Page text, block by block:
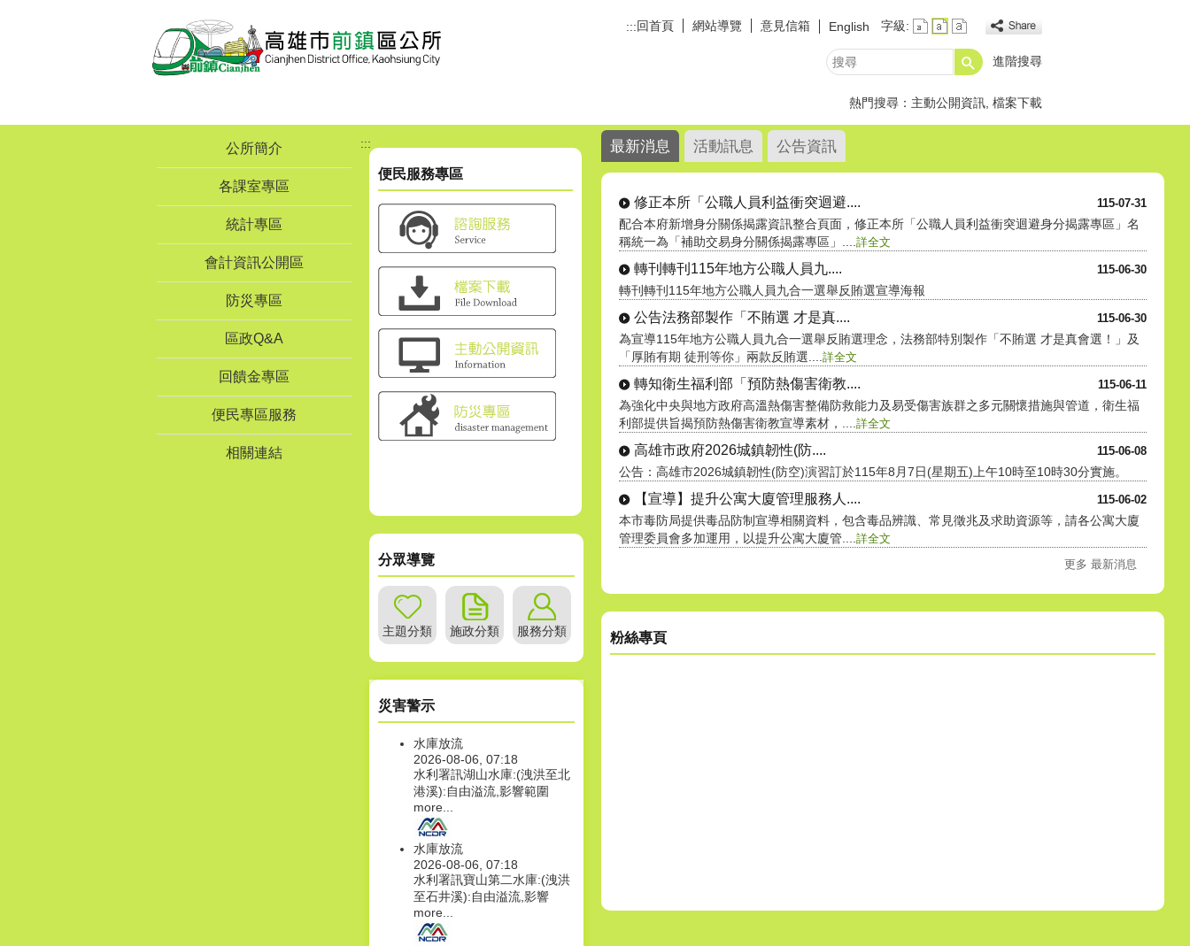
:::回首頁 網站導覽 意見信箱 English 字級:
搜
進階搜尋
熱門搜尋： 主動公開資訊 檔案下載
公所簡介
各課室專區
統計專區
會計資訊公開區
防災專區
區政Q&A
回饋金專區
便民專區服務
相關連結
:::
便民服務專區
分眾導覽
主題分類 施政分類 服務分類
災害警示
水庫放流
2026-08-06, 07:18
水利署訊湖山水庫:(洩洪至北
港溪):自由溢流,影響範圍
more...
水庫放流
2026-08-06, 07:18
水利署訊寶山第二水庫:(洩洪
至石井溪):自由溢流,影響
more...
最新消息 活動訊息 公告資訊
115-07-31
修正本所「公職人員利益衝突迴避....
配合本府新增身分關係揭露資訊整合頁面，修正本所「公職人員利益衝突迴避身分揭露專區」名
稱統一為「補助交易身分關係揭露專區」....詳全文
115-06-30
轉刊轉刊115年地方公職人員九....
轉刊轉刊115年地方公職人員九合一選舉反賄選宣導海報
115-06-30
公告法務部製作「不賄選 才是真....
為宣導115年地方公職人員九合一選舉反賄選理念，法務部特別製作「不賄選 才是真會選！」及
「厚賄有期 徒刑等你」兩款反賄選....詳全文
115-06-11
轉知衛生福利部「預防熱傷害衛教....
為強化中央與地方政府高溫熱傷害整備防救能力及易受傷害族群之多元關懷措施與管道，衛生福
利部提供旨揭預防熱傷害衛教宣導素材，....詳全文
115-06-08
高雄市政府2026城鎮韌性(防....
公告：高雄市2026城鎮韌性(防空)演習訂於115年8月7日(星期五)上午10時至10時30分實施。
115-06-02
【宣導】提升公寓大廈管理服務人....
本市毒防局提供毒品防制宣導相關資料，包含毒品辨識、常見徵兆及求助資源等，請各公寓大廈
管理委員會多加運用，以提升公寓大廈管....詳全文
更多 最新消息
粉絲專頁